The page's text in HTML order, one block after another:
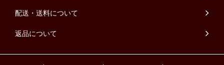
配送・送料について
返品について